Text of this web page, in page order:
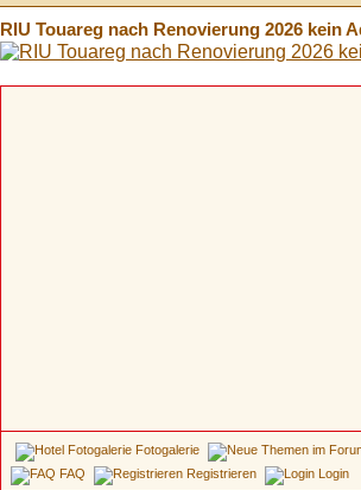
RIU Touareg nach Renovierung 2026 kein
Fotogalerie
FAQ
Registrieren Login